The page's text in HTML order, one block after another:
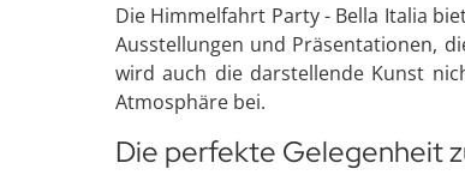
Die Himmelfahrt Party - Bella Italia
Ausstellungen und Präsentationen,
wird auch die darstellende Kunst
Atmosphäre bei.
Die perfekte Gelegenheit